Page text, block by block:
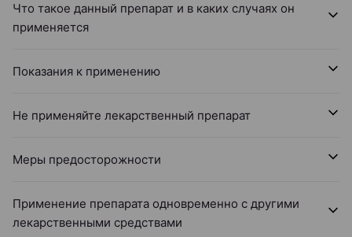
Что такое данный препарат и в каких случаях он
применяется
Показания к применению
Не применяйте лекарственный препарат
Меры предосторожности
Применение препарата одновременно с другими
лекарственными средствами